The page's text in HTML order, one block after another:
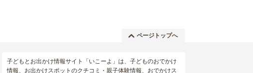
ページトップへ
子どもとお出かけ情報サイト「いこーよ」は、子どものおでかけ
情報、お出かけスポットのクチコミ・親子体験情報、おでかけス